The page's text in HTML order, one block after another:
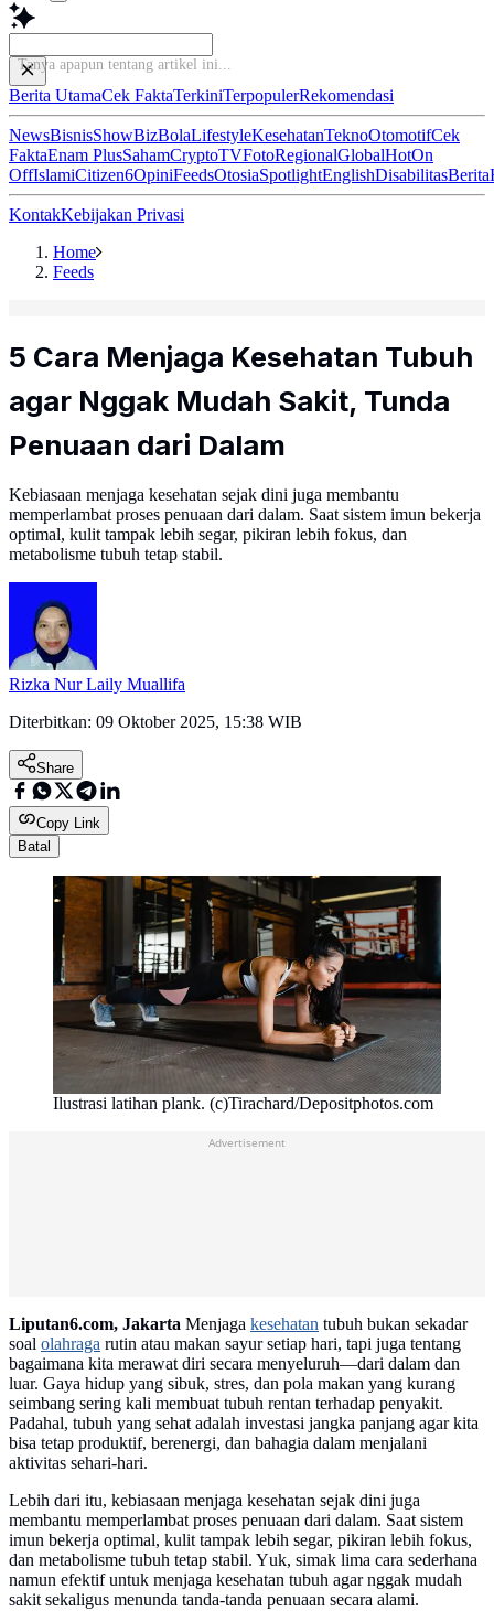
Tanya a
Berita UtamaCek FaktaTerkiniTerpopulerRekomendasi
NewsBisnisShowBizBolaLifestyleKesehatanTeknoOtomotifCek
FaktaEnam PlusSahamCryptoTVFotoRegionalGlobalHotOn
OffIslamiCitizen6OpiniFeedsOtosiaSpotlightEnglishDisabilitasBerita
KontakKebijakan Privasi
Home
Feeds
5 Cara Menjaga Kesehatan Tubuh
agar Nggak Mudah Sakit, Tunda
Penuaan dari Dalam
Kebiasaan menjaga kesehatan sejak dini juga membantu
memperlambat proses penuaan dari dalam. Saat sistem imun bekerja
optimal, kulit tampak lebih segar, pikiran lebih fokus, dan
metabolisme tubuh tetap stabil.
Rizka Nur Laily Muallifa
Diterbitkan: 09 Oktober 2025, 15:38 WIB
Share
Copy Link
Batal
Ilustrasi latihan plank. (c)Tirachard/Depositphotos.com
Liputan6.com, Jakarta Menjaga kesehatan tubuh bukan sekadar
soal olahraga rutin atau makan sayur setiap hari, tapi juga tentang
bagaimana kita merawat diri secara menyeluruh—dari dalam dan
luar. Gaya hidup yang sibuk, stres, dan pola makan yang kurang
seimbang sering kali membuat tubuh rentan terhadap penyakit.
Padahal, tubuh yang sehat adalah investasi jangka panjang agar kita
bisa tetap produktif, berenergi, dan bahagia dalam menjalani
aktivitas sehari-hari.
Lebih dari itu, kebiasaan menjaga kesehatan sejak dini juga
membantu memperlambat proses penuaan dari dalam. Saat sistem
imun bekerja optimal, kulit tampak lebih segar, pikiran lebih fokus,
dan metabolisme tubuh tetap stabil. Yuk, simak lima cara sederhana
namun efektif untuk menjaga kesehatan tubuh agar nggak mudah
sakit sekaligus menunda tanda-tanda penuaan secara alami.